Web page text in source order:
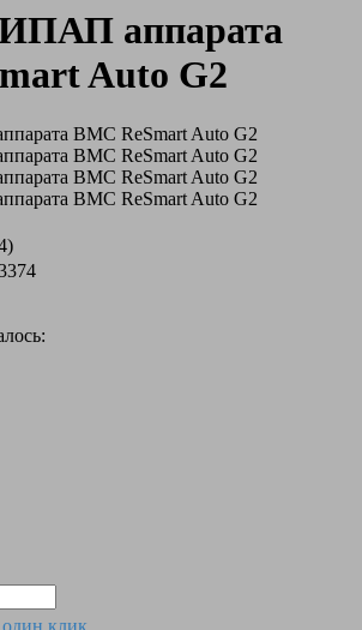
аппарата
Auto G2
клик